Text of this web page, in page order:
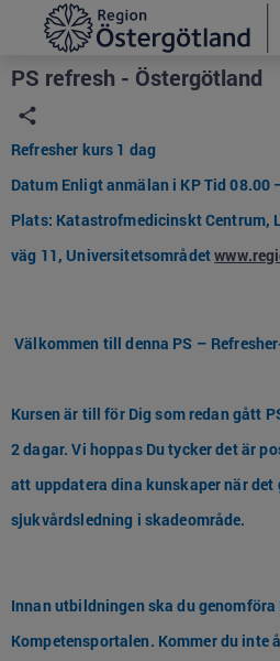
Grade
Portal
PS refresh - Östergötland
Refresher kurs 1 dag
Datum Enligt anmälan i KP Tid 08.00
Plats: Katastrofmedicinskt Centrum,
väg 11, Universitetsområdet
Välkommen till denna PS –
Kursen är till för Dig som redan gått
2 dagar. Vi hoppas Du tycker det är
att uppdatera dina kunskaper när
sjukvårdsledning i skadeområde.
Innan utbildningen ska du
Kompetensportalen. Kommer du inte